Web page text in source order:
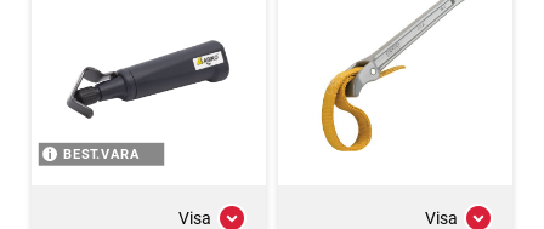
BEST.VARA
Visa Visa